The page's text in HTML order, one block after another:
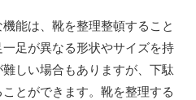
能は、靴を整理整頓すること
足が異なる形状やサイズを持
しい場合もありますが、下駄
とができます。靴を整理する